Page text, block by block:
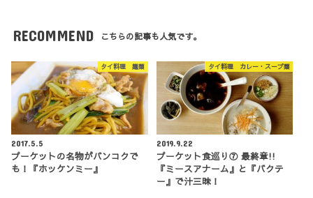
RECOMMEND こちらの記事も人気です。
タイ料理 麺類
2017.5.5
プーケットの名物がバンコクで
も！『ホッケンミー』
タイ料理 カレー・スープ類
2019.9.22
プーケット食巡り⑦ 最終章!!
『ミースアナーム』と『バクテ
ー』で汁三昧！